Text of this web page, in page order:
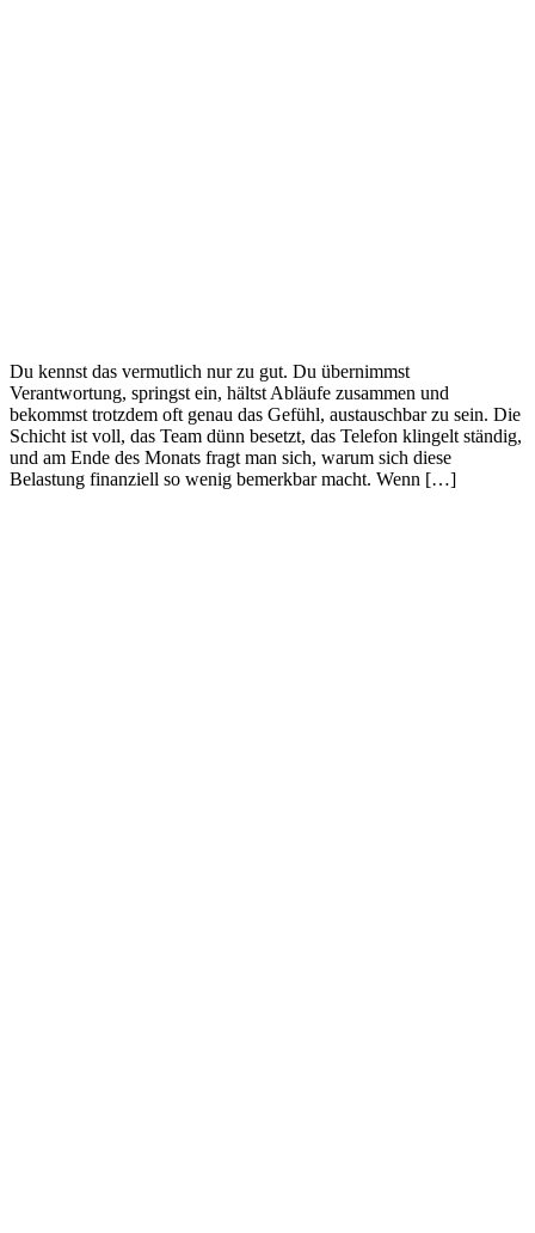
Du kennst das vermutlich nur zu gut. Du übernimmst
Verantwortung, springst ein, hältst Abläufe zusammen und
bekommst trotzdem oft genau das Gefühl, austauschbar zu sein. Die
Schicht ist voll, das Team dünn besetzt, das Telefon klingelt ständig,
und am Ende des Monats fragt man sich, warum sich diese
Belastung finanziell so wenig bemerkbar macht. Wenn […]